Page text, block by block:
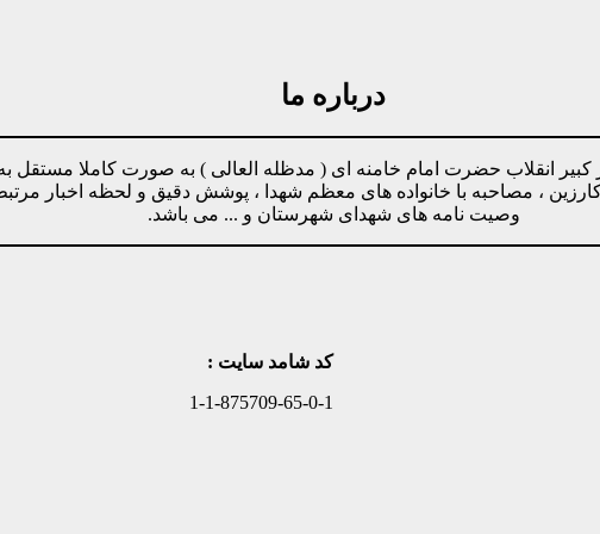
درباره ما
پیروی از دستورات رهبر کبیر انقلاب حضرت امام خامنه ای ( مدظله العالی ) به صورت
، مصاحبه با خانواده های معظم شهدا ، پوشش دقیق و لحظه اخبار
وصیت نامه های شهدای شهرستان و ... می باشد.
کد شامد سایت :
1-1-875709-65-0-1